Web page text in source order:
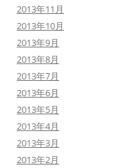
2013年11月
2013年10月
2013年9月
2013年8月
2013年7月
2013年6月
2013年5月
2013年4月
2013年3月
2013年2月